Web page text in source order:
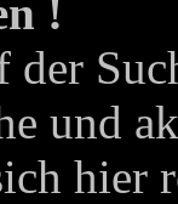
!
der
und
hier